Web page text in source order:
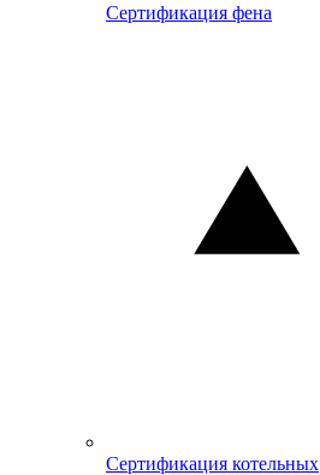
Сертификация фена
Сертификация котельных